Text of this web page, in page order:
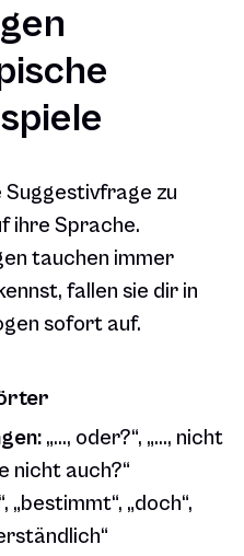
Suggestivfrage zu
ihre Sprache.
tauchen immer
fallen sie dir in
sofort auf.
„…, oder?“, „…, nicht
nicht auch?“
„bestimmt“, „doch“,